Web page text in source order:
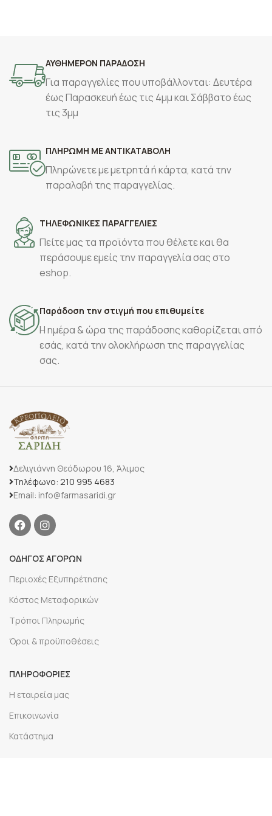
ΑΥΘΗΜΕΡΟΝ ΠΑΡΑΔΟΣΗ
Για παραγγελίες που υποβάλλονται: Δευτέρα
έως Παρασκευή έως τις 4μμ και Σάββατο έως
τις 3μμ
ΠΛΗΡΩΜΗ ΜΕ ΑΝΤΙΚΑΤΑΒΟΛΗ
Πληρώνετε με μετρητά ή κάρτα, κατά την
παραλαβή της παραγγελίας.
ΤΗΛΕΦΩΝΙΚΕΣ ΠΑΡΑΓΓΕΛΙΕΣ
Πείτε μας τα προϊόντα που θέλετε και θα
περάσουμε εμείς την παραγγελία σας στο
eshop.
Παράδοση την στιγμή που επιθυμείτε
Η ημέρα & ώρα της παράδοσης καθορίζεται από
εσάς, κατά την ολοκλήρωση της παραγγελίας
σας.
Δελιγιάννη Θεόδωρου 16, Άλιμος
Τηλέφωνο: 210 995 4683
Email: info@farmasaridi.gr
ΟΔΗΓΟΣ ΑΓΟΡΩΝ
Περιοχές Εξυπηρέτησης
Κόστος Μεταφορικών
Τρόποι Πληρωμής
Όροι & προϋποθέσεις
ΠΛΗΡΟΦΟΡΙΕΣ
Η εταιρεία μας
Επικοινωνία
Κατάστημα